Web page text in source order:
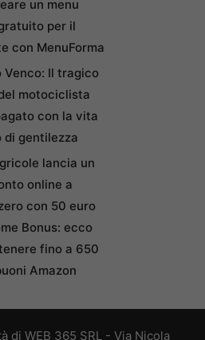
un menu
per il
con MenuForma
Venco: Il tragico
motociclista
con la vita
di gentilezza
lancia un
online a
con 50 euro
Bonus: ecco
fino a 650
Amazon
di WEB 365 SRL - Via Nicola